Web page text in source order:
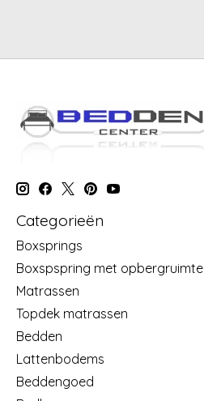
Categorieën
Boxsprings
Boxspspring met opbergruimte
Matrassen
Topdek matrassen
Bedden
Lattenbodems
Beddengoed